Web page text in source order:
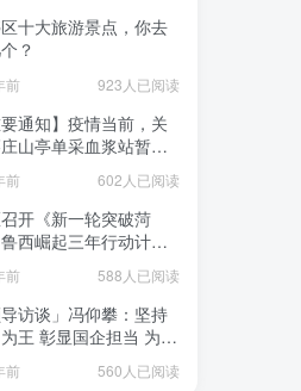
十大旅游景点，你去
？
前 923人已阅读
要通知】疫情当前，关
山亭单采血浆站暂停
前 602人已阅读
开《新一轮突破菏
西崛起三年行动计划
）政策分析研判会议
前 588人已阅读
导访谈」冯仰攀：坚持
企担当 为全
建设贡献“交发力量”
前 560人已阅读